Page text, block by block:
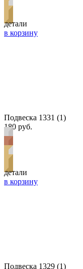
детали
в корзину
Подвеска 1331 (1)
180 руб.
детали
в корзину
Подвеска 1329 (1)